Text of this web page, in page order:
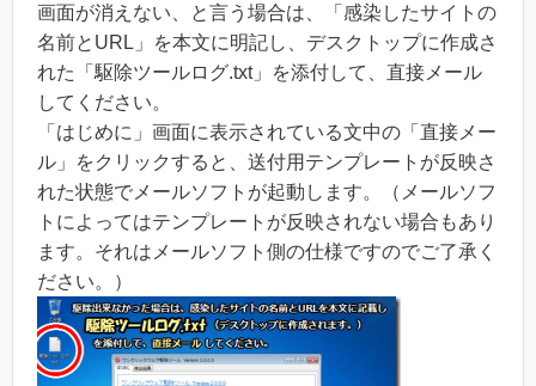
画面が消えない、と言う場合は、「感染したサイトの
名前とURL」を本文に明記し、デスクトップに作成さ
れた「駆除ツールログ.txt」を添付して、直接メール
してください。
「はじめに」画面に表示されている文中の「直接メー
ル」をクリックすると、送付用テンプレートが反映さ
れた状態でメールソフトが起動します。（メールソフ
トによってはテンプレートが反映されない場合もあり
ます。それはメールソフト側の仕様ですのでご了承く
ださい。）